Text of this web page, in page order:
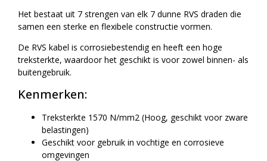
Het bestaat uit 7 strengen van elk 7 dunne RVS draden die
samen een sterke en flexibele constructie vormen.
De RVS kabel is corrosiebestendig en heeft een hoge
treksterkte, waardoor het geschikt is voor zowel binnen- als
buitengebruik.
Kenmerken:
Treksterkte 1570 N/mm2 (Hoog, geschikt voor zware
belastingen)
Geschikt voor gebruik in vochtige en corrosieve
omgevingen